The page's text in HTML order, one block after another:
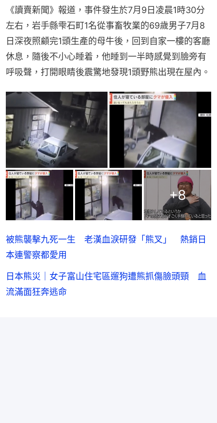
《讀賣新聞》報道，事件發生於7月9日凌晨1時30分
左右，岩手縣雫石町1名從事畜牧業的69歲男子7月8
日深夜照顧完1頭生產的母牛後，回到自家一樓的客廳
休息，隨後不小心睡着，他睡到一半時感覺到臉旁有
呼吸聲，打開眼睛後震驚地發現1頭野熊出現在屋內。
+8
被熊襲擊九死一生 老漢血淚研發「熊叉」 熱銷日
本連警察都愛用
日本熊災｜女子富山住宅區遛狗遭熊抓傷臉頭頸 血
流滿面狂奔逃命